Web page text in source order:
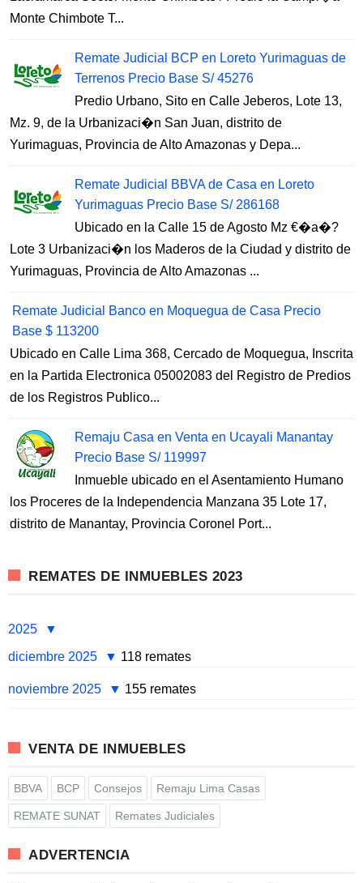
Monte Chimbote T...
Remate Judicial BCP en Loreto Yurimaguas de
Terrenos Precio Base S/ 45276
Predio Urbano, Sito en Calle Jeberos, Lote 13,
Mz. 9, de la Urbanizaci�n San Juan, distrito de
Yurimaguas, Provincia de Alto Amazonas y Depa...
Remate Judicial BBVA de Casa en Loreto
Yurimaguas Precio Base S/ 286168
Ubicado en la Calle 15 de Agosto Mz €�a�?
Lote 3 Urbanizaci�n los Maderos de la Ciudad y distrito de
Yurimaguas, Provincia de Alto Amazonas ...
Remate Judicial Banco en Moquegua de Casa Precio
Base $ 113200
Ubicado en Calle Lima 368, Cercado de Moquegua, Inscrita
en la Partida Electronica 05002083 del Registro de Predios
de los Registros Publico...
Remaju Casa en Venta en Ucayali Manantay
Precio Base S/ 119997
Inmueble ubicado en el Asentamiento Humano
los Proceres de la Independencia Manzana 35 Lote 17,
distrito de Manantay, Provincia Coronel Port...
REMATES DE INMUEBLES 2023
2025
diciembre 2025
118 remates
noviembre 2025 155 remates
VENTA DE INMUEBLES
BBVA BCP Consejos Remaju Lima Casas
REMATE SUNAT Remates Judiciales
ADVERTENCIA